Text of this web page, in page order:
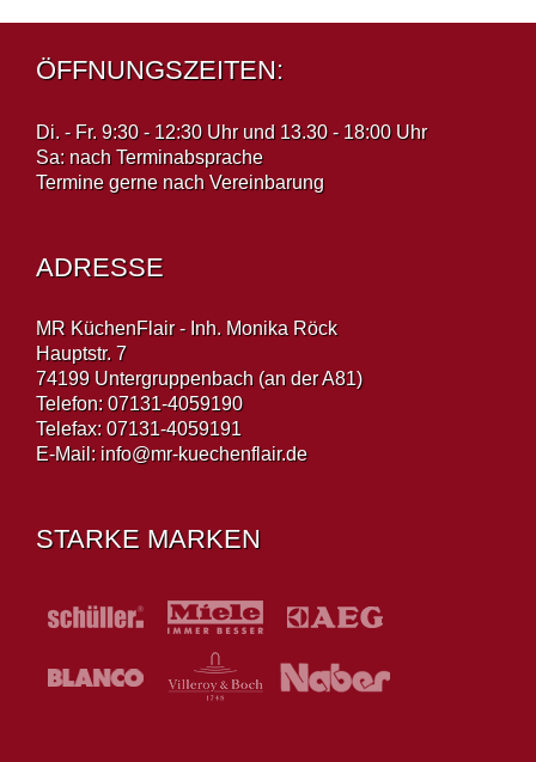
ÖFFNUNGSZEITEN:
Di. - Fr. 9:30 - 12:30 Uhr und 13.30 - 18:00 Uhr
Sa: nach Terminabsprache
Termine gerne nach Vereinbarung
ADRESSE
MR KüchenFlair - Inh. Monika Röck
Hauptstr. 7
74199 Untergruppenbach (an der A81)
Telefon: 07131-4059190
Telefax: 07131-4059191
E-Mail: info@mr-kuechenflair.de
STARKE MARKEN